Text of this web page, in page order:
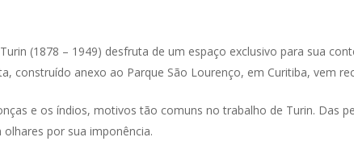
(1878 – 1949) desfruta de um espaço exclusivo para sua
construído anexo ao Parque São Lourenço, em Curitiba, vem
e os índios, motivos tão comuns no trabalho de Turin. Das
por sua imponência.